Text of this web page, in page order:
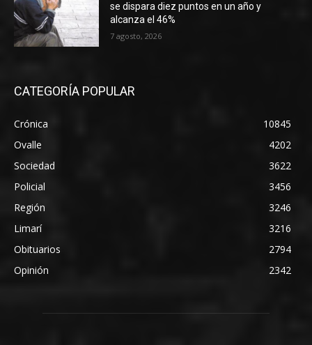
se dispara diez puntos en un año y
alcanza el 46%
7 agosto, 2026
CATEGORÍA POPULAR
Crónica
10845
Ovalle
4202
Sociedad
3622
Policial
3456
Región
3246
Limarí
3216
Obituarios
2794
Opinión
2342